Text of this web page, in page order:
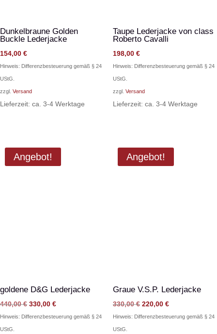
Dunkelbraune Golden
Buckle Lederjacke
154,00 €
Hinweis: Differenzbesteuerung gemäß § 24
UStG.
zzgl. Versand
Lieferzeit: ca. 3-4 Werktage
Taupe Lederjacke von class
Roberto Cavalli
198,00 €
Hinweis: Differenzbesteuerung gemäß § 24
UStG.
zzgl. Versand
Lieferzeit: ca. 3-4 Werktage
Angebot!
goldene D&G Lederjacke
440,00€ Ursprünglicher
Preis
330,00 €Aktueller
Preis
Hinweis: Differenzbesteuerung gemäß § 24
UStG.
Angebot!
Graue V.S.P. Lederjacke
330,00€ Ursprünglicher
Preis
220,00 €Aktueller
Preis
Hinweis: Differenzbesteuerung gemäß § 24
UStG.